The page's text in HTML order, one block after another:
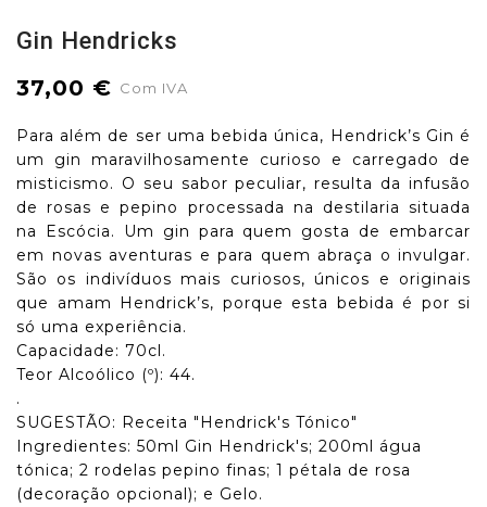
Gin Hendricks
37,00 € Com IVA
Para além de ser uma bebida única, Hendrick’s Gin é
um gin maravilhosamente curioso e carregado de
misticismo. O seu sabor peculiar, resulta da infusão
de rosas e pepino processada na destilaria situada
na Escócia. Um gin para quem gosta de embarcar
em novas aventuras e para quem abraça o invulgar.
São os indivíduos mais curiosos, únicos e originais
que amam Hendrick’s, porque esta bebida é por si
só uma experiência.
Capacidade: 70cl.
Teor Alcoólico (º): 44.
.
SUGESTÃO: Receita "Hendrick's Tónico"
Ingredientes: 50ml Gin Hendrick's; 200ml água
tónica; 2 rodelas pepino finas; 1 pétala de rosa
(decoração opcional); e Gelo.